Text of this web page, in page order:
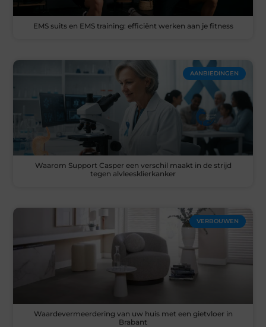
EMS suits en EMS training: efficiënt werken aan je fitness
AANBIEDINGEN
Waarom Support Casper een verschil maakt in de strijd
tegen alvleesklierkanker
VERBOUWEN
Waardevermeerdering van uw huis met een gietvloer in
Brabant